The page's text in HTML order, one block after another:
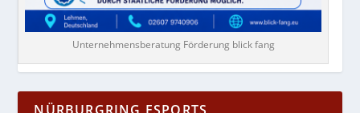
Unternehmensberatung Förderung blick fang